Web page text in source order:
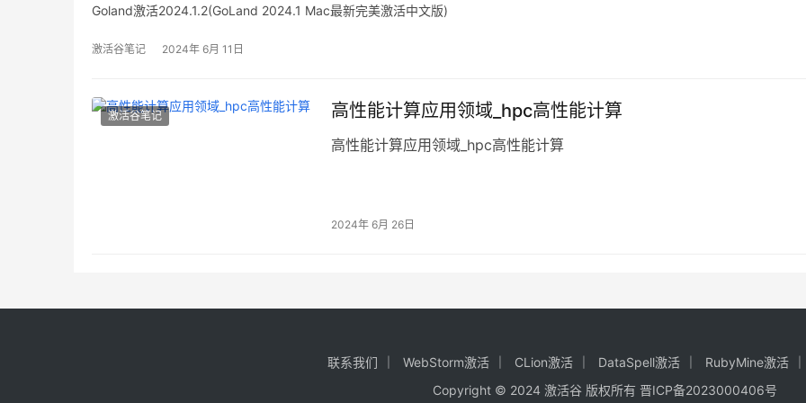
Goland激活2024.1.2(GoLand 2024.1 Mac最新完美激活中文版)
激活谷笔记 2024年 6月 11日
激活谷笔记 高性能计算应用领域_hpc高性能计算
高性能计算应用领域_hpc高性能计算
2024年 6月 26日
联系我们 WebStorm激活 CLion激活 DataSpell激活
RubyMine激活
Copyright © 2024 激活谷版权所有 晋ICP备2023000406号